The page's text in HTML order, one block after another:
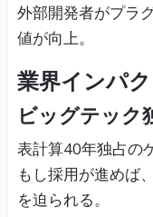
値が向上。
業界インパク
ビッグテック
表計算40年独占の
もし採用が進めば
を迫られる。